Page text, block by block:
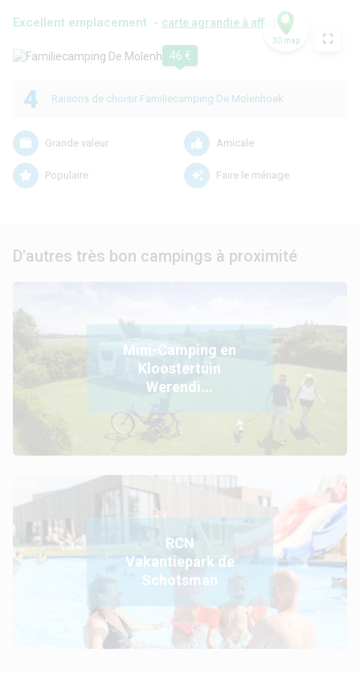
Excellent emplacement - carte agrandie à afficher
46 €
3D map
4 Raisons de choisir Familiecamping De Molenhoek
Grande valeur Amicale
Populaire Faire le ménage
D'autres très bon campings à proximité
Mini-Camping en
Kloostertuin
Werendi...
RCN
Vakantiepark de
Schotsman